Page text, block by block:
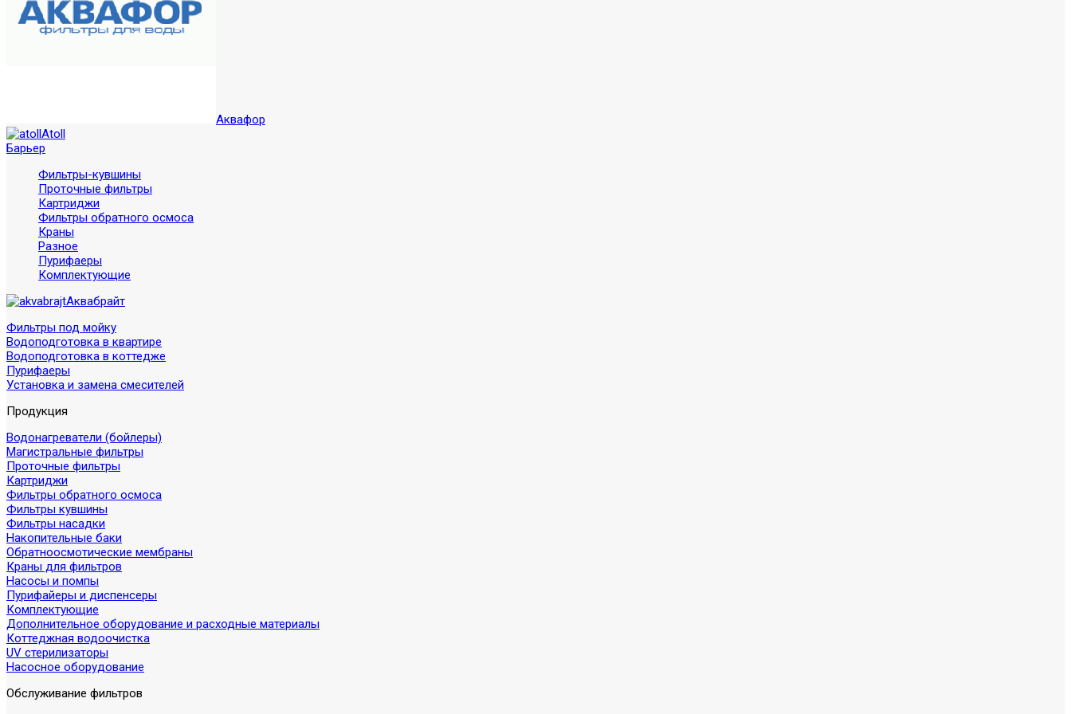
Аквафор
Atoll
Барьер
Фильтры-кувшины
Проточные фильтры
Картриджи
Фильтры обратного осмоса
Краны
Разное
Пурифаеры
Комплектующие
Аквабрайт
Фильтры под мойку
Водоподготовка в квартире
Водоподготовка в коттедже
Пурифаеры
Установка и замена смесителей
Продукция
Водонагреватели (бойлеры)
Магистральные фильтры
Проточные фильтры
Картриджи
Фильтры обратного осмоса
Фильтры кувшины
Фильтры насадки
Накопительные баки
Обратноосмотические мембраны
Краны для фильтров
Насосы и помпы
Пурифайеры и диспенсеры
Комплектующие
Дополнительное оборудование и расходные материалы
Коттеджная водоочистка
UV стерилизаторы
Насосное оборудование
Обслуживание фильтров